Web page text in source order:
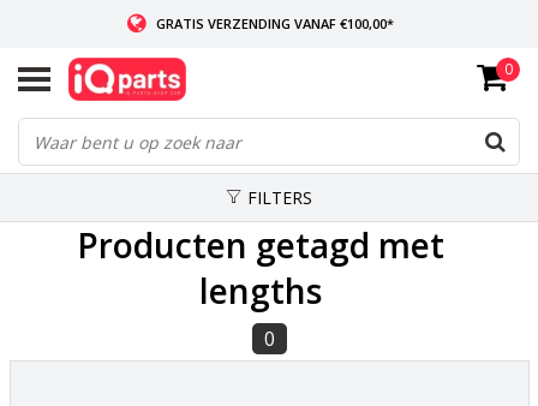
GRATIS VERZENDING VANAF €100,00*
INDIEN VOORRADIG: VOOR 14:00 BESTELD, ZELFDE DAG VERZONDEN
WERELDWIJDE LEVERING
0
FILTERS
Producten getagd met
lengths
0